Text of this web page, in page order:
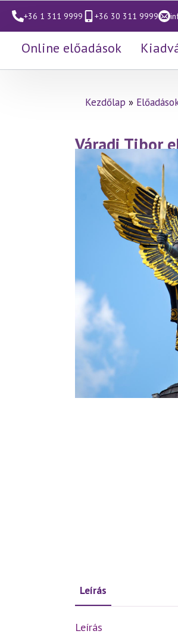
+36 1 311 9999 +36 30 311 9999
Online előadások
Kezdőlap »
Váradi Tibor
ünnepe a
Leírás
Leírás